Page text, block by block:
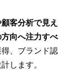
客分析で見え
向へ注力すべ
、ブランド認
します。